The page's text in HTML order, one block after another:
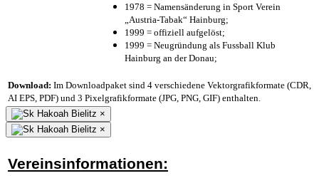
1978 = Namensänderung in Sport Verein
„Austria-Tabak“ Hainburg;
1999 = offiziell aufgelöst;
1999 = Neugründung als Fussball Klub
Hainburg an der Donau;
Download: Im Downloadpaket sind 4 verschiedene Vektorgrafikformate (CDR,
AI EPS, PDF) und 3 Pixelgrafikformate (JPG, PNG, GIF) enthalten.
×
×
Vereinsinformationen: